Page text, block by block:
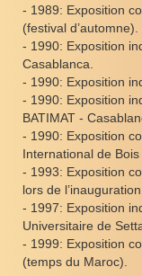
- 1989: Exposition
(festival d’automne).
- 1990: Exposition
Casablanca.
- 1990: Exposition
- 1990: Exposition
BATIMAT -
- 1990: Exposition
International de Bois
- 1993: Exposition
lors de
- 1997: Exposition
Universitaire de
- 1999: Exposition
(temps du Maroc).